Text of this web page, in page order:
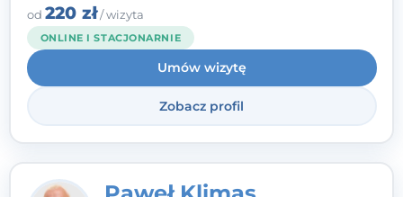
w wyrażaniu swojego zdania. Kieruję się
etyką zawodową, wierząc, że każdy
człowiek powinien otrzymać wsparcie i
pomoc, by poradzić sobie ze swoimi
problemami.
od 220 zł/ wizyta
ONLINE I STACJONARNIE
Umów wizytę
Zobacz profil